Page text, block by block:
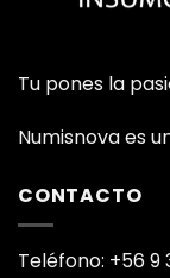
Tu pones la
Numisnova es
CONTACTO
Teléfono: +56 9